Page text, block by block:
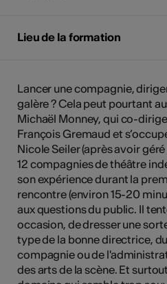
Lieu de la formation
Lancer une compagnie,
galère ? Cela peut pourtant
Michaël Monney, qui co-
François Gremaud et
Nicole Seiler (après avoir
12 compagnies de théâtre
son expérience durant la
rencontre (environ 15-20
aux questions du public. Il
occasion, de dresser une
type de la bonne directrice,
compagnie ou de
des arts de la scène. Et